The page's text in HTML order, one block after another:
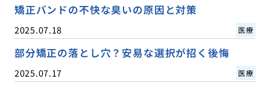
矯正バンドの不快な臭いの原因と対策
2025.07.18 医療
部分矯正の落とし穴？安易な選択が招く後悔
2025.07.17 医療